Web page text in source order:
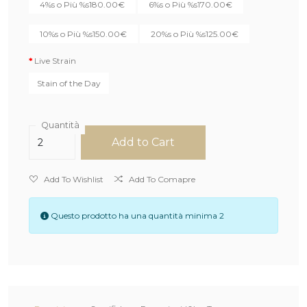
4%s o Più %s180.00€ 6%s o Più %s170.00€
10%s o Più %s150.00€ 20%s o Più %s125.00€
Live Strain
Stain of the Day
Quantità
Add to Cart
Add To Wishlist Add To Comapre
Questo prodotto ha una quantità minima 2